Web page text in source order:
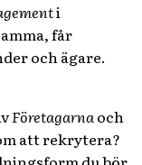
i
får
och ägare.
Företagarnaoch
att rekrytera?